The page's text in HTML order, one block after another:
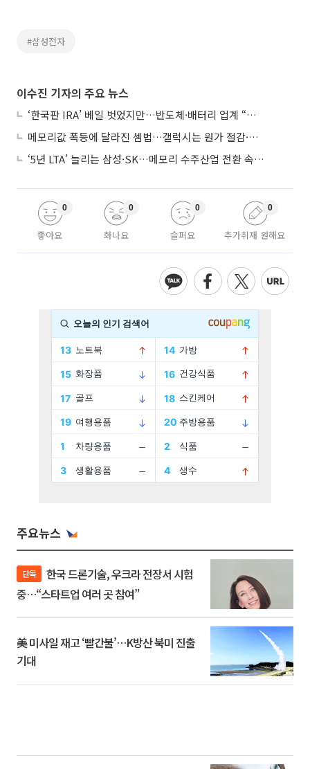
#삼성전자
이수진 기자의 주요 뉴스
‘한국판 IRA’ 베일 벗었지만…반도체·배터리 업계 “시행령이 관건”
메모리값 폭등에 달라진 셈법…갤럭시는 원가 절감·아이폰은 서비스 확대
‘5년 LTA’ 늘리는 삼성·SK…메모리 수주산업 전환 속 다른 셈법
좋아요
0
화나요
0
슬퍼요
0
추가취재 원해요
0
주요뉴스
단독
중…“스타트업 여러 곳 참여”
美 미사일 재고 ‘빨간불’…K방산 북미 진출
기대